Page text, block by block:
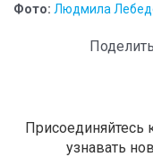
Фото: Людмила
Присоединяйтесь
узнавать